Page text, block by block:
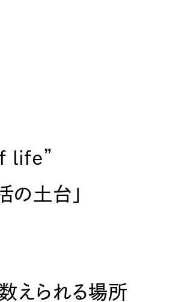
life”
の土台」
えられる場所